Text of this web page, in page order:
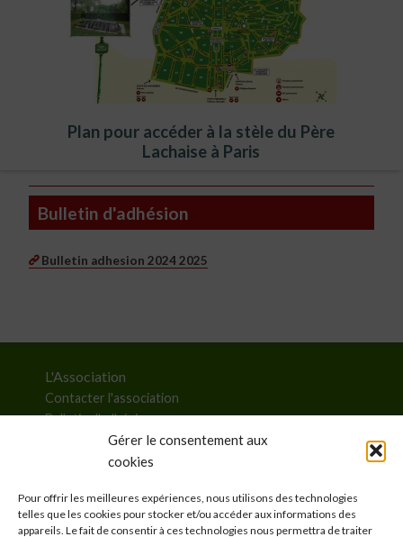
Gérer le consentement aux
cookies
Pour offrir les meilleures expériences, nous utilisons des technologies
telles que les cookies pour stocker et/ou accéder aux informations des
appareils. Le fait de consentir à ces technologies nous permettra de traiter
Bulletin d'adhésion
Bulletin adhesion 2024 2025
Plan pour accéder à la stèle du Père
Lachaise à Paris
L'Association
Contacter l'association
Bulletin d'adhésion
Liste des membres
Mentions légales et politique de confidentialité
Gestion des cookies